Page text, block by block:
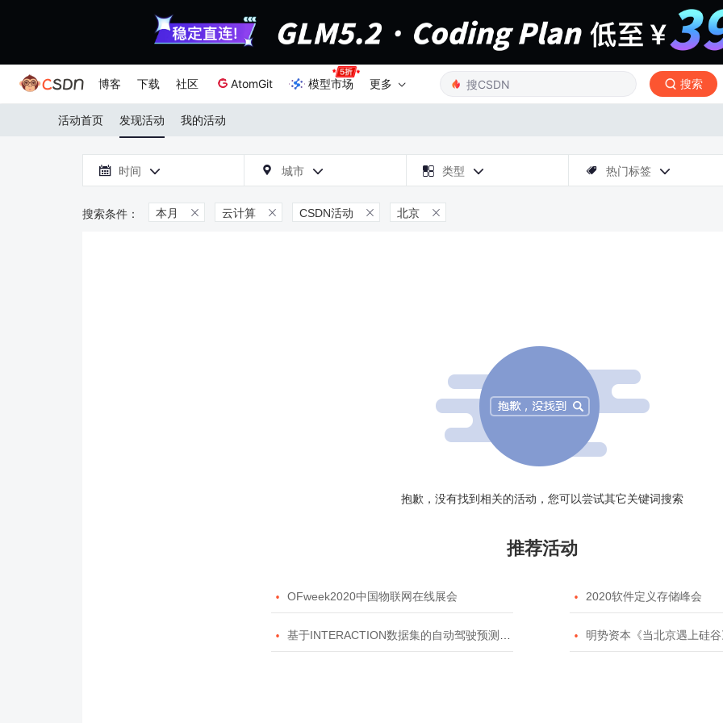
博客 下载 社区 AtomGit 模型市场 更多 搜索
活动首页 发现活动 我的活动
 时间   城市   类型   热门标签 
本月  云计算  CSDN活动  北京 
抱歉，没有找到相关的活动，您可以尝试其它关键词搜索
推荐活动
 OFweek2020中国物联网在线展会  2020软件定义存储峰会
 基于INTERACTION数据集的自动驾驶预测模型挑战赛  明势资本《当北京遇上硅谷》系列